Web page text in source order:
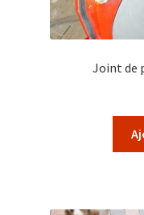
Joint de